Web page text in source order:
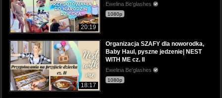
20:19
Ewelina Be'glashes
1080p
18:17
Organizacja SZAFY dla noworodka,
Baby Haul, pyszne jedzenie| NEST
WITH ME cz. II
Ewelina Be'glashes
1080p